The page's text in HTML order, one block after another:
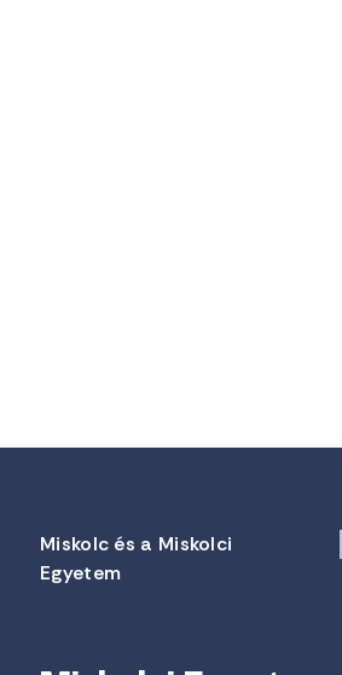
Miskolc és a Miskolci
Egyetem